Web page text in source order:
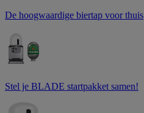
De hoogwaardige biertap voor thuis
Stel je BLADE startpakket samen!